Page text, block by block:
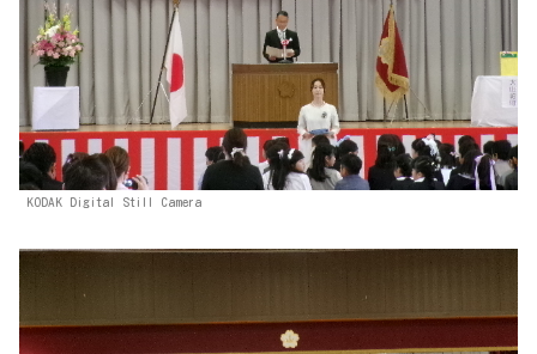
KODAK Digital Still Camera